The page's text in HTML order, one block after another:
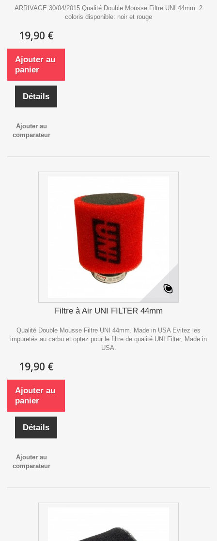
ARRIVAGE 30/04/2015 Qualité Double Mousse Filtre UNI 44mm. 2
coloris disponible: noir et rouge
19,90 €
Ajouter au
panier
Détails
Ajouter au
comparateur
Filtre à Air UNI FILTER 44mm
Qualité Double Mousse Filtre UNI 44mm. Made in USA Evitez les
impuretés au carbu et optez pour le filtre de qualité UNI Filter, Made in
USA.
19,90 €
Ajouter au
panier
Détails
Ajouter au
comparateur